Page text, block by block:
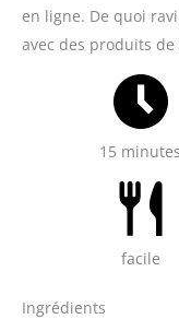
en ligne. De quoi
avec des produits
15 minutes
facile
Ingrédients